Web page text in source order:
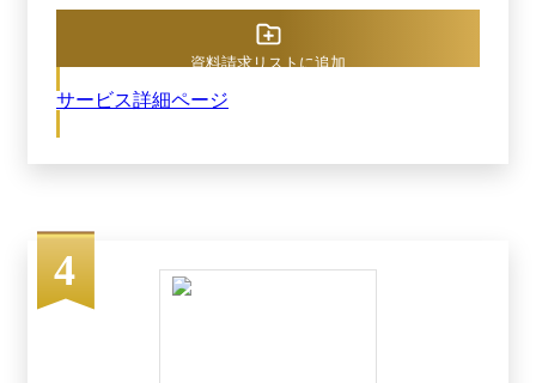
買を実現し、間接材の購買業務を約1/3に削減可
能（※2）です。 各専門分野のサプライヤーと連
らに、連携サプライヤーの商品を横断で検索でき
先の商材や指定購買品を電子カタログ化できるユ
ーザーカタログ機能が搭載されています。蓄積が
困難な購買情報を可視化できるほか、取引先のサ
プライヤー側でも業務がデジタル化されるため、
サービス詳細ページ
資料請求リストに追加
4